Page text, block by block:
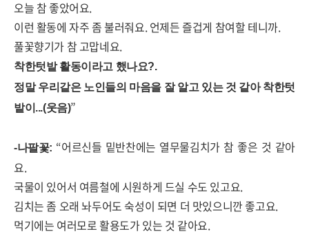
오늘 참 좋았어요.
이런 활동에 자주 좀 불러줘요.언제든 즐겁게 참여할 테니까.
풀꽃향기가 참 고맙네요.
착한텃밭 활동이라고 했나요?.
정말 우리같은 노인들의 마음을 잘 알고 있는 것 같아 착한텃
밭이 ...(웃음)”
-나팔꽃: “어르신들 밑반찬에는 열무물김치가 참 좋은 것 같아
요.
국물이 있어서 여름철에 시원하게 드실 수도 있고요.
김치는 좀 오래 놔두어도 숙성이 되면 더 맛있으니깐 좋고요.
먹기에는 여러모로 활용도가 있는 것 같아요.